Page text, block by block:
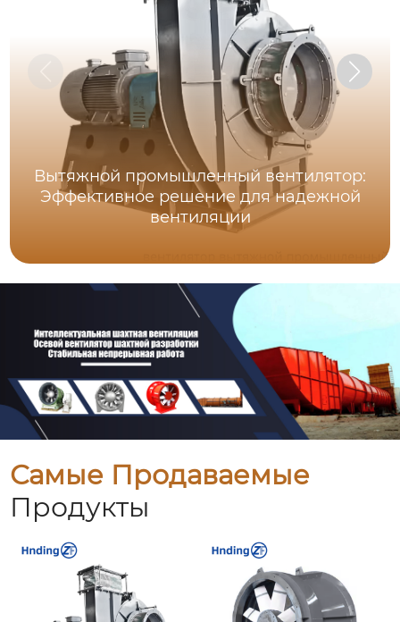
Вытяжной промышленный вентилятор:
Эффективное решение для надежной
вентиляции
Самые Продаваемые
Продукты